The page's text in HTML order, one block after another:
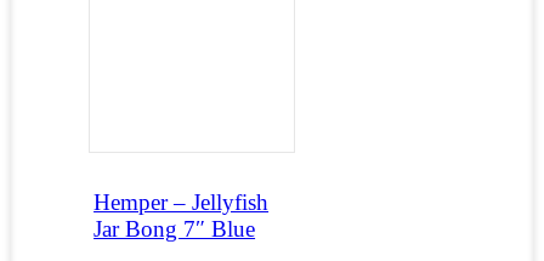
Hemper – Jellyfish
Jar Bong 7″ Blue